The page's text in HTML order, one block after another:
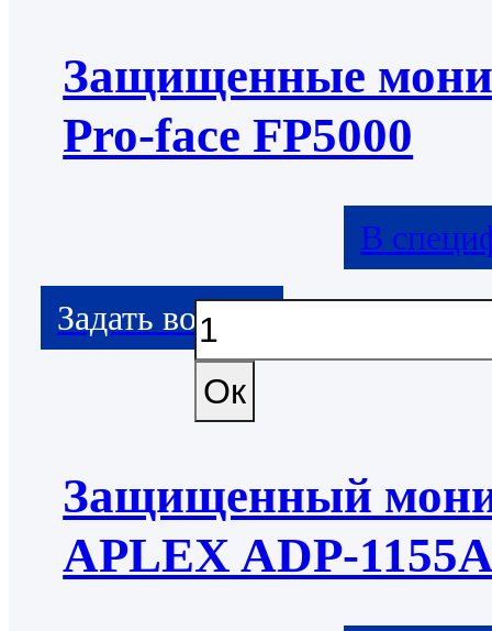
Защищенные
Pro-face FP5000
В
Защищенный
APLEX ADP-